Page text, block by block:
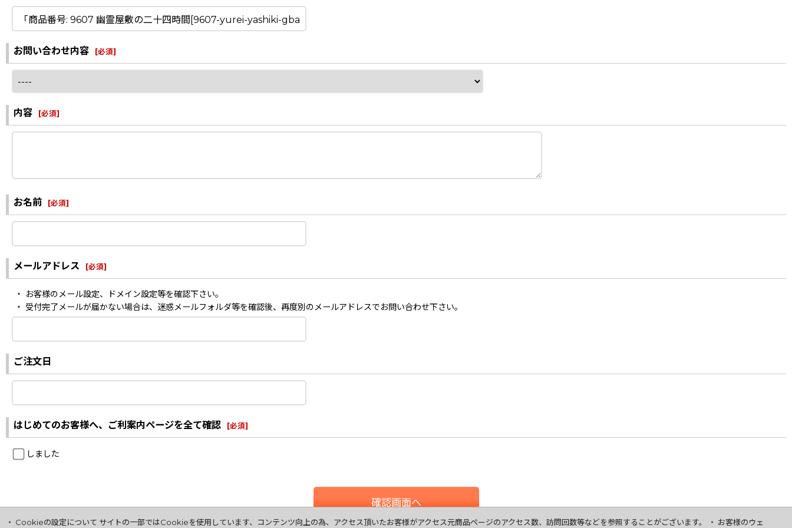
お問い合わせ内容 [必須]
内容 [必須]
お名前 [必須]
メールアドレス [必須]
・ お客様のメール設定、ドメイン設定等を確認下さい。
・ 受付完了メールが届かない場合は、迷惑メールフォルダ等を確認後、再度別のメールアドレスでお問い合わせ下さい。
ご注文日
はじめてのお客様へ、ご利案内ページを全て確認 [必須]
しました
確認画面へ
・ Cookieの設定について サイトの一部ではCookieを使用しています、コンテンツ向上の為、アクセス頂いたお客様がアクセス元商品ページのアクセス数、訪問回数等などを参照することがございます。 ・ お客様のウェ